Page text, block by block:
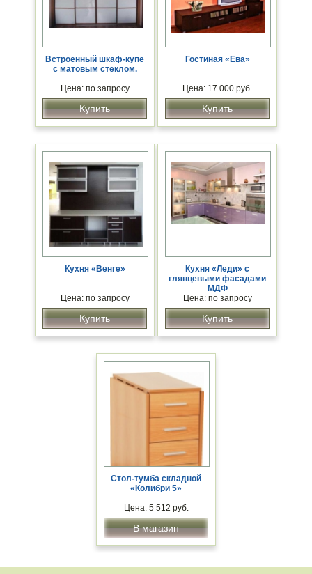
Встроенный шкаф-купе
с матовым стеклом.
Цена: по запросу
Купить
Гостиная «Ева»
Цена: 17 000 руб.
Купить
Кухня «Венге»
Цена: по запросу
Купить
Кухня «Леди» с
глянцевыми фасадами
МДФ
Цена: по запросу
Купить
Стол-тумба складной
«Колибри 5»
Цена: 5 512 руб.
В магазин